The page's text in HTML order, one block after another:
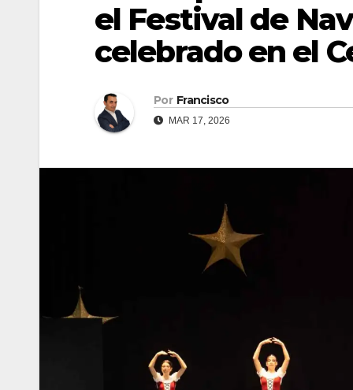
el Festival de
celebrado en el
Por Francisco
MAR 17, 2026